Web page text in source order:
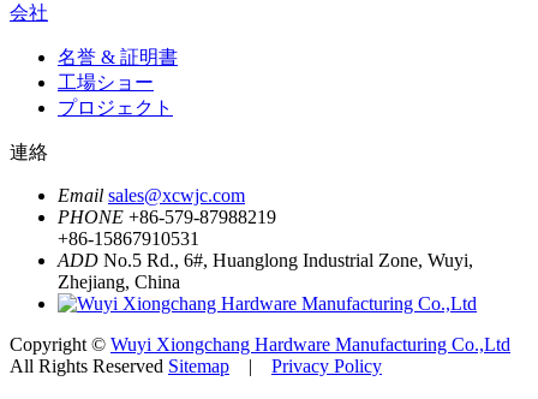
会社
名誉 & 証明書
工場ショー
プロジェクト
連絡
Email sales@xcwjc.com
PHONE +86-579-87988219
+86-15867910531
ADD No.5 Rd., 6#, Huanglong Industrial Zone, Wuyi,
Zhejiang, China
Copyright © Wuyi Xiongchang Hardware Manufacturing Co.,Ltd
All Rights Reserved Sitemap | Privacy Policy